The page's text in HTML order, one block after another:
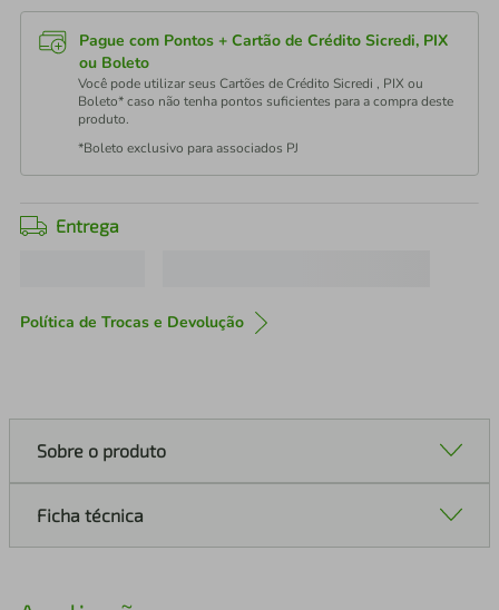
Pague com Pontos + Cartão de Crédito Sicredi, PIX
ou Boleto
Você pode utilizar seus Cartões de Crédito Sicredi , PIX ou
Boleto* caso não tenha pontos suficientes para a compra deste
produto.
*Boleto exclusivo para associados PJ
Entrega
Política de Trocas e Devolução
Sobre o produto
Ficha técnica